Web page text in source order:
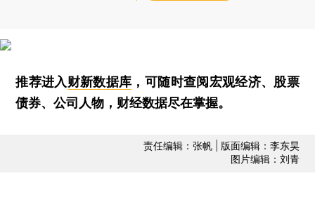
推荐进入财新数据库 ，可随时查阅宏观经济、股票
债券、公司人物，财经数据尽在掌握。
责任编辑：张帆 | 版面编辑：李东昊
图片编辑：刘青